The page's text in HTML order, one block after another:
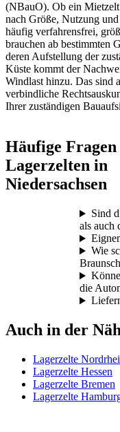
(NBauO). Ob ein
nach Größe, Nutzung
häufig verfahrensfrei,
brauchen ab bestimmten
deren Aufstellung der
Küste kommt der
Windlast hinzu. Das sind
verbindliche
Ihrer zuständigen
Häufige Fragen
Lagerzelten in
Niedersachsen
Sind
als auch
Wie
die
Auch in der
Lagerzelte
Lagerzelte Hessen
Lagerzelte Bremen
Lagerzelte